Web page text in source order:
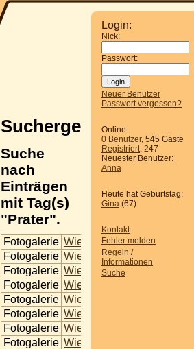
Login:
Nick:
Passwort:
Neuer Benutzer
Passwort vergessen?
Online:
0 Benutzer, 545 Gäste
Registriert: 247
Neuester Benutzer:
Anna
Heute hat Geburtstag:
Gina (67)
Kontakt
Fehler melden
Regeln /
Informationen
Suche
Suchergebnisse
Suche
nach
Einträgen
mit Tag(s)
"Prater".
Fotogalerie Wien - Kaiserwiese
Fotogalerie Wien - Kaiserwiese
Fotogalerie Wien - Kaiserwiese
Fotogalerie Wien - Kaiserwiese
Fotogalerie Wien - Kaiserwiese
Fotogalerie Wien - Kaiserwiese
Fotogalerie Wien - Kaiserwiese
Fotogalerie Wien - Kaiserwiese